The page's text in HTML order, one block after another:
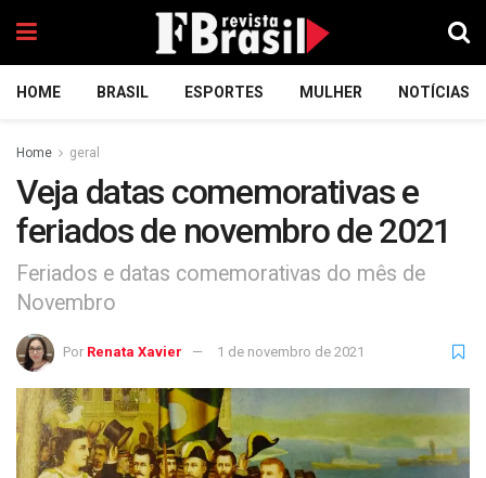
HOME BRASIL ESPORTES MULHER NOTÍCIAS
Home geral
Veja datas comemorativas e
feriados de novembro de 2021
Feriados e datas comemorativas do mês de
Novembro
Por Renata Xavier 1 de novembro de 2021